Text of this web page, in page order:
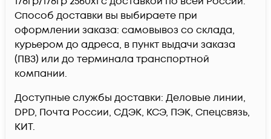
Способ доставки вы выбираете при
оформлении заказа: самовывоз со склада,
курьером до адреса, в пункт выдачи заказа
(ПВЗ) или до терминала транспортной
компании.
Доступные службы доставки: Деловые линии,
DPD, Почта России, СДЭК, КСЭ, ПЭК, Спецсвязь,
КИТ.